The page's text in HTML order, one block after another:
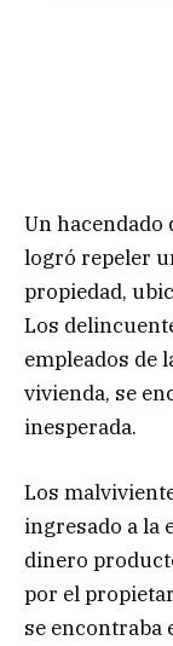
Un hacendado
logró repeler
propiedad,
Los
empleados de
vivienda, se
inesperada.
Los
ingresado a la
dinero
por el
se encontraba